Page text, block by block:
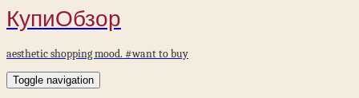
КупиОбзор
aesthetic shopping mood. #want to buy
Toggle navigation